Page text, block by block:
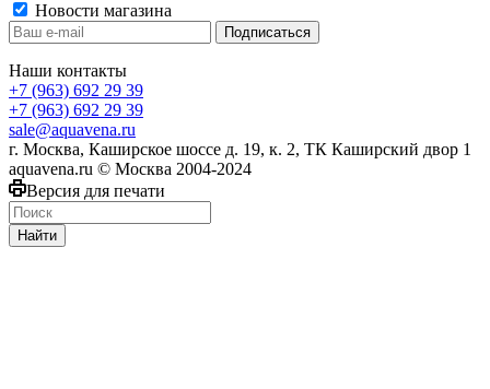
Новости магазина
Наши контакты
+7 (963) 692 29 39
+7 (963) 692 29 39
sale@aquavena.ru
г. Москва, Каширское шоссе д. 19, к. 2, ТК Каширский двор 1
aquavena.ru © Москва 2004-2024
Версия для печати
Найти